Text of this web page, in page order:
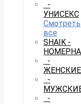
-
УНИСЕКС
Смотреть
все
SHAIK -
-
ЖЕНСКИЕ
-
-